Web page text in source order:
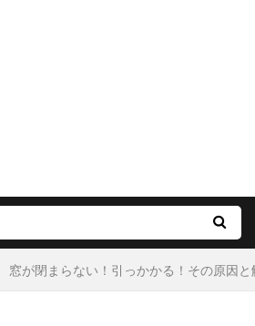
窓が閉まらない！引っかかる！その原因